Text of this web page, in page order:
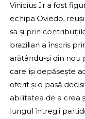
Vinicius Jr a fost
echipa Oviedo,
sa și prin
brazilian a înscris
arătându-și din nou
care își depășește
oferit și o pasă
abilitatea de a crea
lungul întregii